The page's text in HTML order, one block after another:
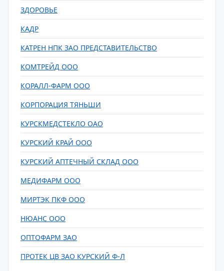
ЗДОРОВЬЕ
КАДР
КАТРЕН НПК ЗАО ПРЕДСТАВИТЕЛЬСТВО
КОМТРЕЙД ООО
КОРАЛЛ-ФАРМ ООО
КОРПОРАЦИЯ ТЯНЬШИ
КУРСКМЕДСТЕКЛО ОАО
КУРСКИЙ КРАЙ ООО
КУРСКИЙ АПТЕЧНЫЙ СКЛАД ООО
МЕДИФАРМ ООО
МИРТЭК ПКФ ООО
НЮАНС ООО
ОПТОФАРМ ЗАО
ПРОТЕК ЦВ ЗАО КУРСКИЙ Ф-Л